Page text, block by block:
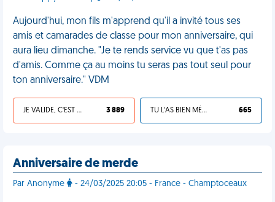
Aujourd'hui, mon fils m'apprend qu'il a invité tous ses
amis et camarades de classe pour mon anniversaire, qui
aura lieu dimanche. "Je te rends service vu que t'as pas
d'amis. Comme ça au moins tu seras pas tout seul pour
ton anniversaire." VDM
JE VALIDE, C'EST UNE VDM 3 889 TU L'AS BIEN MÉRITÉ 665
Anniversaire de merde
Par Anonyme - 24/03/2025 20:05 - France - Champtoceaux